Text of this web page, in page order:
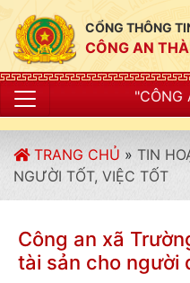
CỔNG THÔNG
CÔNG AN
"CÔNG AN THÀNH PHỐ
TRANG CHỦ » TIN
NGƯỜI TỐT, VIỆC TỐT
Công an xã
tài sản cho người